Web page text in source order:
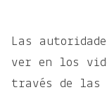
Las
ver en los
través de las